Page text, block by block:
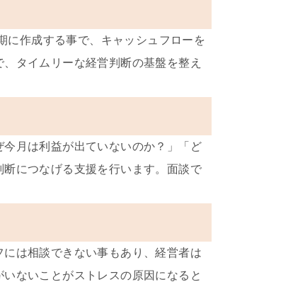
に作成する事で、キャッシュフローを
タイムリーな経営判断の基盤を整え
月は利益が出ていないのか？」「ど
につなげる支援を行います。面談で
は相談できない事もあり、経営者は
ないことがストレスの原因になると